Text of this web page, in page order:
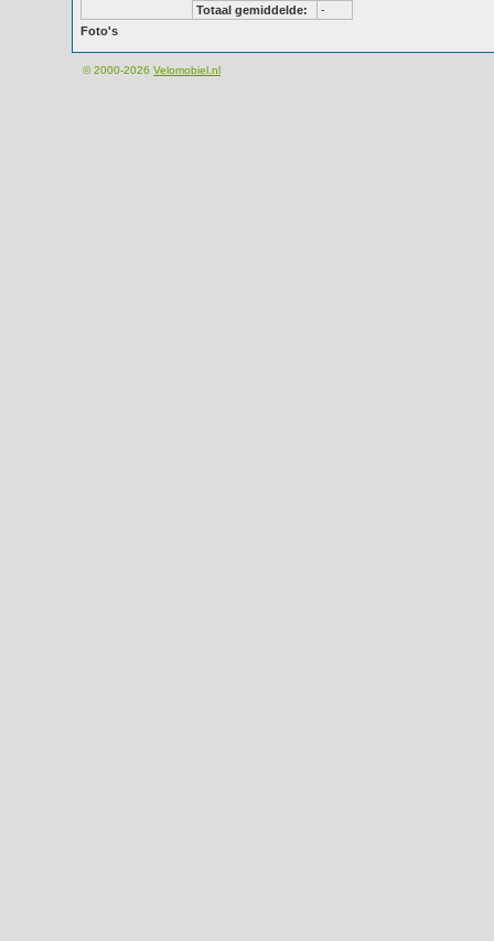
Totaal gemiddelde:
-
Foto's
© 2000-2026 Velomobiel.nl